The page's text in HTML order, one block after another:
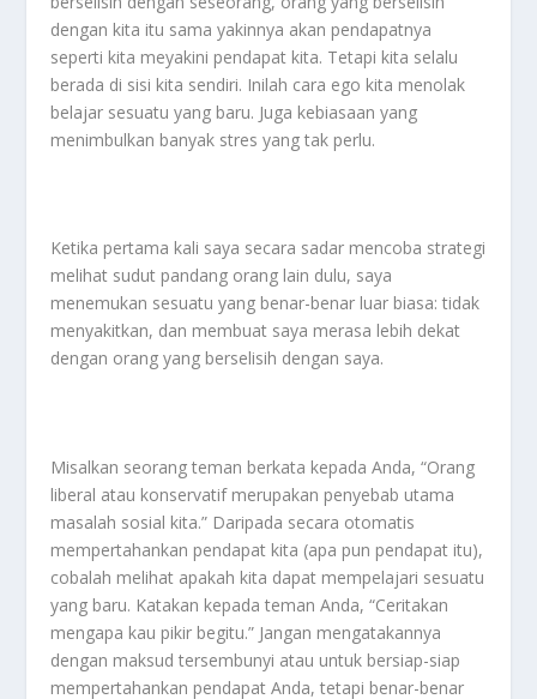
dengan kita itu sama yakinnya akan pendapatnya
seperti kita meyakini pendapat kita. Tetapi kita selalu
berada di sisi kita sendiri. Inilah cara ego kita menolak
belajar sesuatu yang baru. Juga kebiasaan yang
menimbulkan banyak stres yang tak perlu.
Ketika pertama kali saya secara sadar mencoba strategi
melihat sudut pandang orang lain dulu, saya
menemukan sesuatu yang benar-benar luar biasa: tidak
menyakitkan, dan membuat saya merasa lebih dekat
dengan orang yang berselisih dengan saya.
Misalkan seorang teman berkata kepada Anda, “Orang
liberal atau konservatif merupakan penyebab utama
masalah sosial kita.” Daripada secara otomatis
mempertahankan pendapat kita (apa pun pendapat itu),
cobalah melihat apakah kita dapat mempelajari sesuatu
yang baru. Katakan kepada teman Anda, “Ceritakan
mengapa kau pikir begitu.” Jangan mengatakannya
dengan maksud tersembunyi atau untuk bersiap-siap
mempertahankan pendapat Anda, tetapi benar-benar